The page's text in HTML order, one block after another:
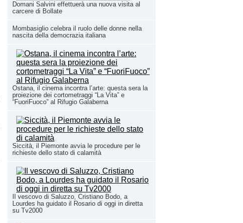
Domani Salvini effettuerà una nuova visita al
carcere di Bollate
Mombasiglio celebra il ruolo delle donne nella
nascita della democrazia italiana
Ostana, il cinema incontra l’arte: questa sera la
proiezione dei cortometraggi “La Vita” e
“FuoriFuoco” al Rifugio Galaberna
Siccità, il Piemonte avvia le procedure per le
richieste dello stato di calamità
Il vescovo di Saluzzo, Cristiano Bodo, a
Lourdes ha guidato il Rosario di oggi in diretta
su Tv2000